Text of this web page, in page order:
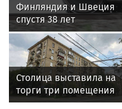
Финляндия и Швеция
спустя 38 лет
возобновят
железнодорожное
сообщение
Столица выставила на
торги три помещения
для бизнеса на улице 8